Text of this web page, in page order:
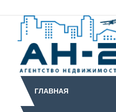
ГЛАВНАЯ